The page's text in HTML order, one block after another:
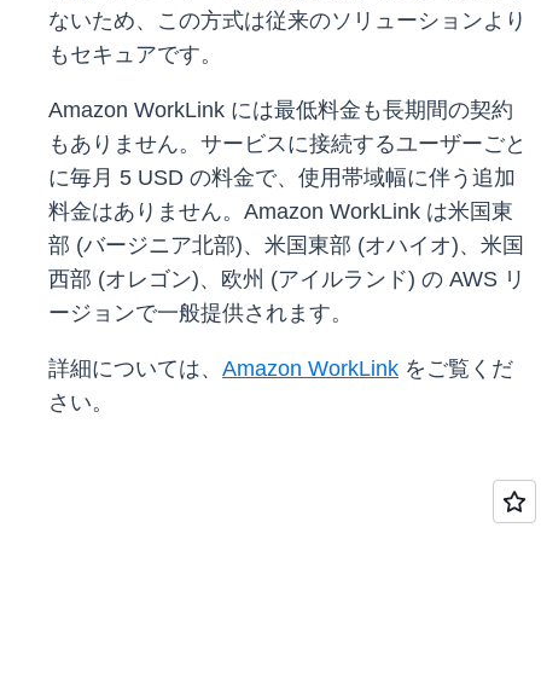
ないため、この方式は従来のソリューションより
もセキュアです。
Amazon WorkLink には最低料金も長期間の契約
もありません。サービスに接続するユーザーごと
に毎月 5 USD の料金で、使用帯域幅に伴う追加
料金はありません。Amazon WorkLink は米国東
部 (バージニア北部)、米国東部 (オハイオ)、米国
西部 (オレゴン)、欧州 (アイルランド) の AWS リ
ージョンで一般提供されます。
詳細については、 Amazon WorkLink をご覧くだ
さい。